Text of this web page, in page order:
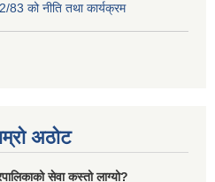
83 को नीति तथा कार्यक्रम
अठोट
सेवा कस्तो लाग्यो?